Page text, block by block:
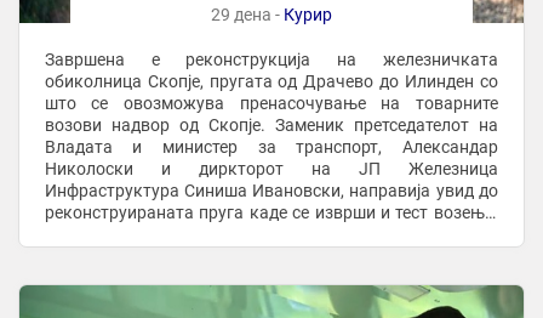
29 дена - Курир
Завршена е реконструкција на железничката
обиколница Скопје, пругата од Драчево до Илинден со
што се овозможува пренасочување на товарните
возови надвор од Скопје. Заменик претседателот на
Владата и министер за транспорт, Александар
Николоски и диркторот на ЈП Железница
Инфраструктура Синиша Ивановски, направија увид до
реконструираната пруга каде се изврши и тест возење.